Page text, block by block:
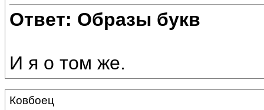
Ответ: Образы букв
И я о том же.
Ковбоец